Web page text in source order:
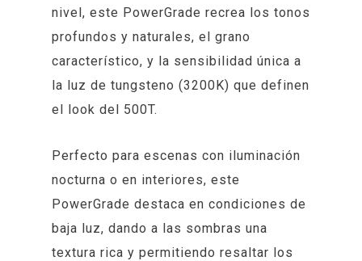
nivel, este PowerGrade recrea los tonos
profundos y naturales, el grano
característico, y la sensibilidad única a
la luz de tungsteno (3200K) que definen
el look del 500T.
Perfecto para escenas con iluminación
nocturna o en interiores, este
PowerGrade destaca en condiciones de
baja luz, dando a las sombras una
textura rica y permitiendo resaltar los